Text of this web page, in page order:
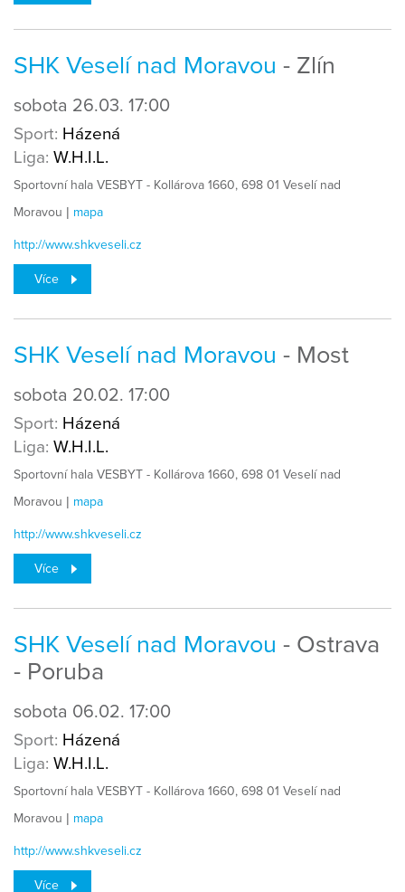
SHK Veselí nad Moravou - Zlín
sobota 26.03. 17:00
Sport: Házená
Liga: W.H.I.L.
Sportovní hala VESBYT - Kollárova 1660, 698 01 Veselí nad
Moravou | mapa
http://www.shkveseli.cz
Více
SHK Veselí nad Moravou - Most
sobota 20.02. 17:00
Sport: Házená
Liga: W.H.I.L.
Sportovní hala VESBYT - Kollárova 1660, 698 01 Veselí nad
Moravou | mapa
http://www.shkveseli.cz
Více
SHK Veselí nad Moravou - Ostrava
- Poruba
sobota 06.02. 17:00
Sport: Házená
Liga: W.H.I.L.
Sportovní hala VESBYT - Kollárova 1660, 698 01 Veselí nad
Moravou | mapa
http://www.shkveseli.cz
Více